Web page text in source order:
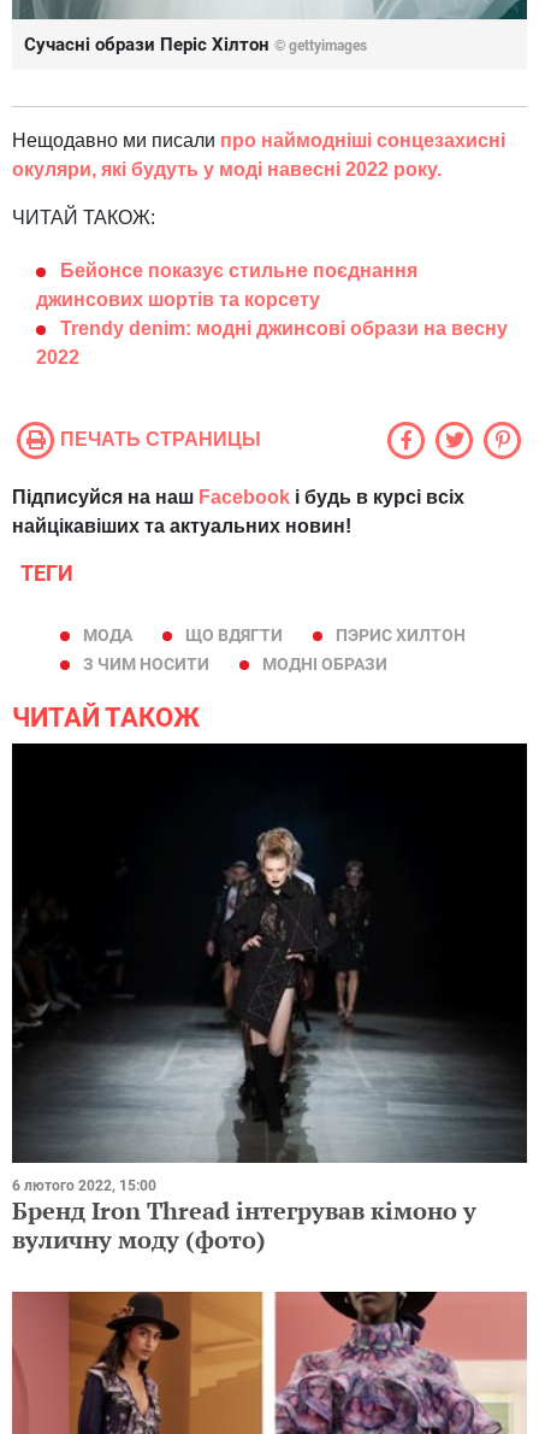
Сучасні образи Періс Хілтон © gettyimages
Нещодавно ми писали про наймодніші сонцезахисні
окуляри, які будуть у моді навесні 2022 року.
ЧИТАЙ ТАКОЖ:
Бейонсе показує стильне поєднання
джинсових шортів та корсету
Trendy denim: модні джинсові образи на весну
2022
ПЕЧАТЬ СТРАНИЦЫ
Підписуйся на наш Facebook і будь в курсі всіх
найцікавіших та актуальних новин!
ТЕГИ
МОДА ЩО ВДЯГТИ
ПЭРИС ХИЛТОН
З ЧИМ НОСИТИ
МОДНІ ОБРАЗИ
ЧИТАЙ ТАКОЖ
6 лютого 2022, 15:00
Бренд Iron Thread інтегрував кімоно у
вуличну моду (фото)